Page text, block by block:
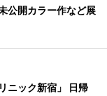
公開カラー作など展
ニック新宿」 日帰